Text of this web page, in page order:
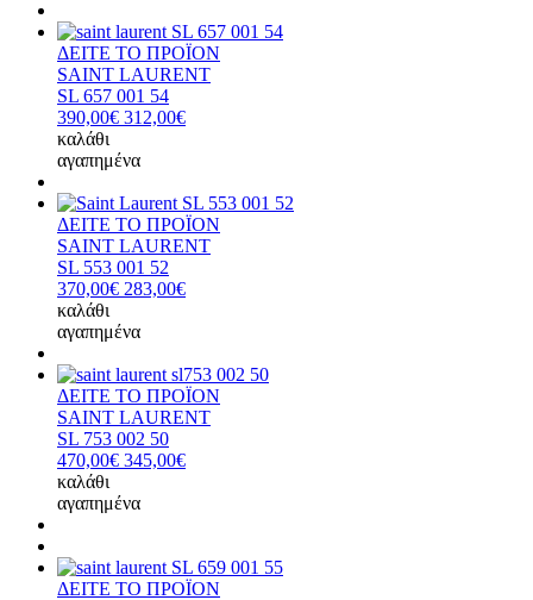
ΔΕΙΤΕ ΤΟ ΠΡΟΪΟΝ
SAINT LAURENT
SL 657 001 54
390,00€ 312,00€
καλάθι
αγαπημένα
ΔΕΙΤΕ ΤΟ ΠΡΟΪΟΝ
SAINT LAURENT
SL 553 001 52
370,00€ 283,00€
καλάθι
αγαπημένα
ΔΕΙΤΕ ΤΟ ΠΡΟΪΟΝ
SAINT LAURENT
SL 753 002 50
470,00€ 345,00€
καλάθι
αγαπημένα
ΔΕΙΤΕ ΤΟ ΠΡΟΪΟΝ